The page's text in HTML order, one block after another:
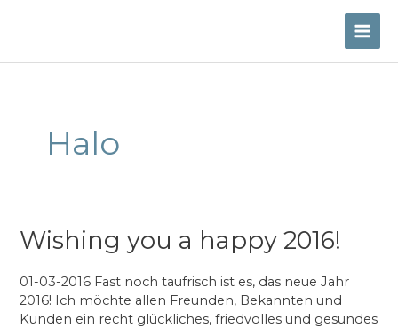
Halo
Wishing you a happy 2016!
01-03-2016 Fast noch taufrisch ist es, das neue Jahr
2016! Ich möchte allen Freunden, Bekannten und
Kunden ein recht glückliches, friedvolles und gesundes